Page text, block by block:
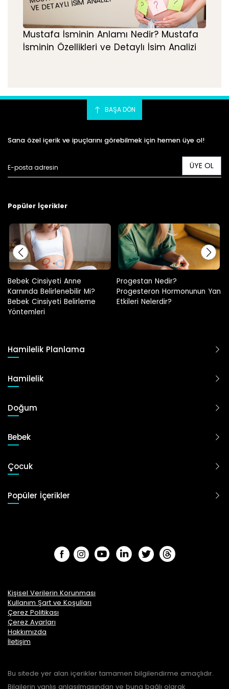
Mustafa İsminin Anlamı Nedir? Mustafa
İsminin Özellikleri ve Detaylı İsim Analizi
BAŞA DÖN
Sana özel içerik ve ipuçlarını görebilmek için hemen üye ol!
ÜYE OL
Popüler İçerikler
Progestan Nedir?
Progesteron Hormonunun Yan
Etkileri Nelerdir?
Hamilelikte Adet Görülür Mü?
Hamilelik Planlama
Hamilelik
Doğum
Bebek
Çocuk
Popüler İçerikler
Kişisel Verilerin Korunması
Kullanım Şart ve Koşulları
Çerez Politikası
Çerez Ayarları
Hakkımızda
İletişim
Bu sitede yer alan içerikler tamamen bilgilendirme amaçlıdır.
Bilgilerin yanlış anlaşılmasından ve buna bağlı olarak